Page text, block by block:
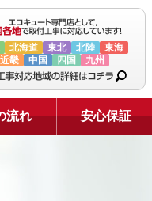
北海道 東北 北陸
東海
近畿
中国 四国 九州
流れ 安心保証